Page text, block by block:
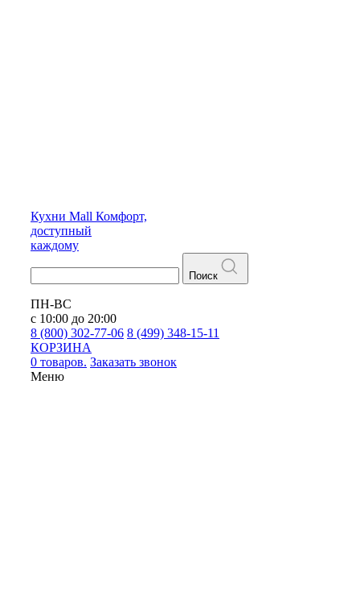
Кухни Mall Комфорт,
доступный
каждому
Поиск
ПН-ВС
с 10:00 до 20:00
8 (800) 302-77-06 8 (499) 348-15-11
КОРЗИНА
0 товаров. Заказать звонок
Меню